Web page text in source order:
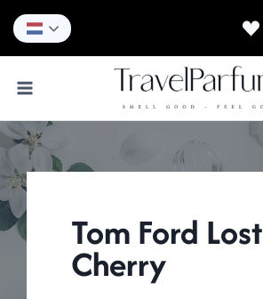
naar
inhoud
Tom Ford Lost
Cherry